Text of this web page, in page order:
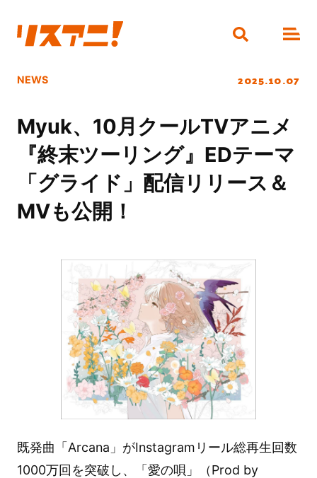
NEWS 2025.10.07
Myuk、10月クールTVアニメ
『終末ツーリング』EDテーマ
「グライド」配信リリース＆
MVも公開！
既発曲「Arcana」がInstagramリール総再生回数
1000万回を突破し、「愛の唄」（Prod by